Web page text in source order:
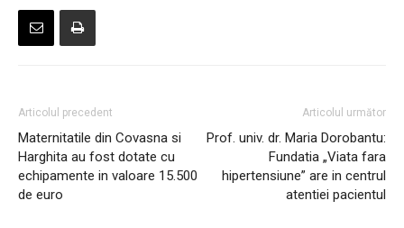
Articolul precedent
Maternitatile din Covasna si
Harghita au fost dotate cu
echipamente in valoare 15.500
de euro
Articolul următor
Prof. univ. dr. Maria Dorobantu:
Fundatia „Viata fara
hipertensiune” are in centrul
atentiei pacientul